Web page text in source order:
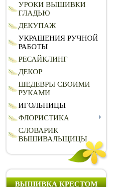
УРОКИ ВЫШИВКИ
ГЛАДЬЮ
ДЕКУПАЖ
УКРАШЕНИЯ РУЧНОЙ
РАБОТЫ
РЕСАЙКЛИНГ
ДЕКОР
ШЕДЕВРЫ СВОИМИ
РУКАМИ
ИГОЛЬНИЦЫ
ФЛОРИСТИКА
СЛОВАРИК
ВЫШИВАЛЬЩИЦЫ
ВЫШИВКА КРЕСТОМ